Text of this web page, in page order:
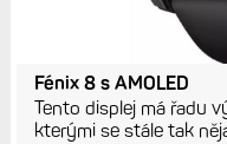
Fénix 8 s AMOLED
Tento displej má řadu
kterými se stále tak